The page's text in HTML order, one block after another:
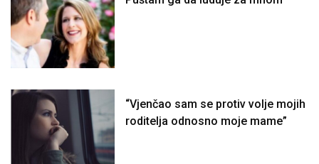
“Vjenčao sam se protiv volje mojih
roditelja odnosno moje mame”